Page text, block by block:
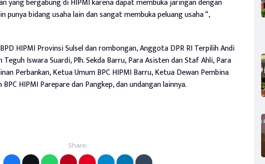
yang bergabung di HIPMI karena dapat membuka jaringan dengan
punya bidang usaha lain dan sangat membuka peluang usaha “,
HIPMI Provinsi Sulsel dan rombongan, Anggota DPR RI Terpilih Andi
Teguh Iswara Suardi, Plh. Sekda Barru, Para Asisten dan Staf Ahli, Para
Perbankan, Ketua Umum BPC HIPMI Barru, Ketua Dewan Pembina
HIPMI Parepare dan Pangkep, dan undangan lainnya.
Share: